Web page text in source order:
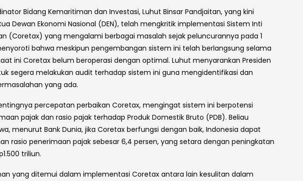
Bidang Kemaritiman dan Investasi, Luhut Binsar Pandjaitan, yang kini
Dewan Ekonomi Nasional (DEN), telah mengkritik implementasi Sistem Inti
(Coretax) yang mengalami berbagai masalah sejak peluncurannya pada 1
bahwa meskipun pengembangan sistem ini telah berlangsung selama
ini Coretax belum beroperasi dengan optimal. Luhut menyarankan Presiden
segera melakukan audit terhadap sistem ini guna mengidentifikasi dan
yang ada.
percepatan perbaikan Coretax, mengingat sistem ini berpotensi
pajak dan rasio pajak terhadap Produk Domestik Bruto (PDB). Beliau
menurut Bank Dunia, jika Coretax berfungsi dengan baik, Indonesia dapat
rasio penerimaan pajak sebesar 6,4 persen, yang setara dengan peningkatan
triliun.
yang ditemui dalam implementasi Coretax antara lain kesulitan dalam